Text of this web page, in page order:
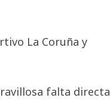
La Coruña y
falta directa